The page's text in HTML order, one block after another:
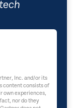
Inc. and/or its
content consists of
own experiences,
nor do they